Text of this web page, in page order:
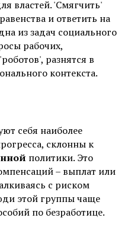
властей. 'Смягчить'
и ответить на
из задач социального
рабочих,
разнятся в
контекста.
себя наиболее
склонны к
политики. Это
– выплат или
с риском
этой группы чаще
по безработице.